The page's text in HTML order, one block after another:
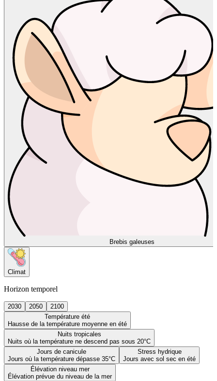
Brebis galeuses
Climat
Horizon temporel
2030 2050
2100
Température été
Hausse de la température moyenne en été
Nuits tropicales
Nuits où la température ne descend pas sous 20°C
Jours de canicule
Jours où la température dépasse 35°C
Stress hydrique
Jours avec sol sec en été
Élévation niveau mer
Élévation prévue du niveau de la mer